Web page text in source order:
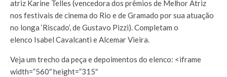
atriz Karine Telles (vencedora dos prêmios de Melhor Atriz
nos festivais de cinema do Rio e de Gramado por sua atuação
no longa ‘Riscado’, de Gustavo Pizzi). Completam o
elenco Isabel Cavalcanti e Alcemar Vieira.
Veja um trecho da peça e depoimentos do elenco: <iframe
width=”560″ height=”315″